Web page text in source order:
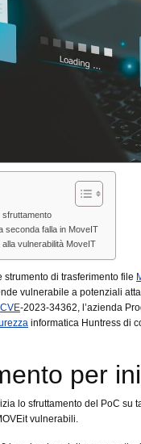
sfruttamento
seconda falla in MoveIT
alla vulnerabilità MoveIT
strumento di trasferimento file
vulnerabile a potenziali
CVE-2023-34362, l’azienda
informatica Huntress di
per
lo sfruttamento del PoC su
vulnerabili.